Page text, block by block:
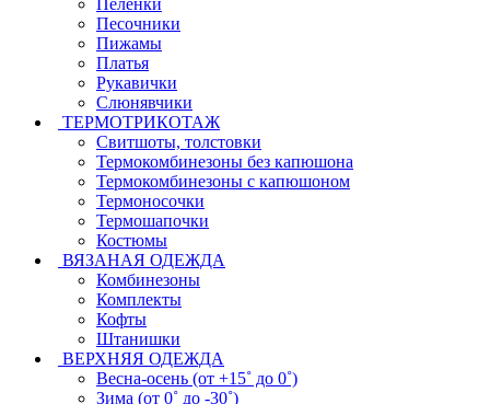
Песочники
Пижамы
Платья
Рукавички
Слюнявчики
ТЕРМОТРИКОТАЖ
Свитшоты, толстовки
Термокомбинезоны без капюшона
Термокомбинезоны с капюшоном
Термоносочки
Термошапочки
Костюмы
ВЯЗАНАЯ ОДЕЖДА
Комбинезоны
Комплекты
Кофты
Штанишки
ВЕРХНЯЯ ОДЕЖДА
Весна-осень (от +15˚ до 0˚)
Зима (от 0˚ до -30˚)